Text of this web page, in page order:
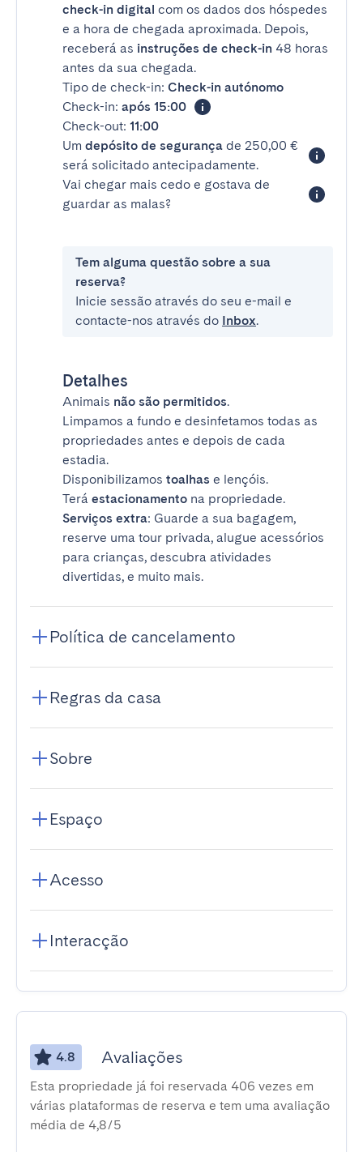
check-in digital com os dados dos hóspedes
e a hora de chegada aproximada. Depois,
receberá as instruções de check-in 48 horas
antes da sua chegada.
Tipo de check-in: Check-in autónomo
Check-in: após 15:00
Check-out: 11:00
Um depósito de segurança de 250,00 €
será solicitado antecipadamente.
Vai chegar mais cedo e gostava de
guardar as malas?
Tem alguma questão sobre a sua
reserva?
Inicie sessão através do seu e-mail e
contacte-nos através do Inbox.
Detalhes
Animais não são permitidos.
Limpamos a fundo e desinfetamos todas as
propriedades antes e depois de cada
estadia.
Disponibilizamos toalhas e lençóis.
Terá estacionamento na propriedade.
Serviços extra: Guarde a sua bagagem,
reserve uma tour privada, alugue acessórios
para crianças, descubra atividades
divertidas, e muito mais.
Política de cancelamento
Regras da casa
Sobre
Espaço
Acesso
Interacção
4.8 Avaliações
Esta propriedade já foi reservada 406 vezes em
várias plataformas de reserva e tem uma avaliação
média de 4,8/5